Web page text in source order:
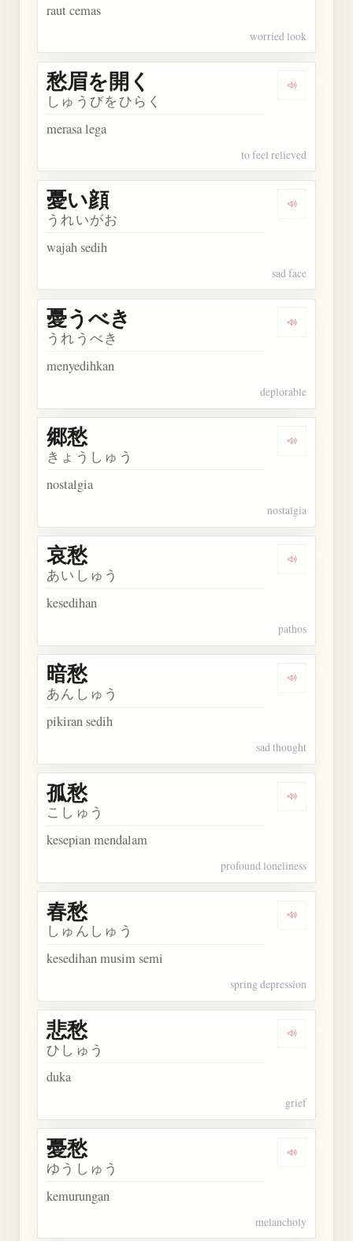
raut cemas
worried look
Dengarkan
愁眉を開く
しゅうびをひらく
merasa lega
to feel relieved
Dengarkan
憂い顔
うれいがお
wajah sedih
sad face
Dengarkan
憂うべき
うれうべき
menyedihkan
deplorable
Dengarkan
郷愁
きょうしゅう
nostalgia
nostalgia
Dengarkan
哀愁
あいしゅう
kesedihan
pathos
Dengarkan
暗愁
あんしゅう
pikiran sedih
sad thought
Dengarkan
孤愁
こしゅう
kesepian mendalam
profound loneliness
Dengarkan
春愁
しゅんしゅう
kesedihan musim semi
spring depression
Dengarkan
悲愁
ひしゅう
duka
grief
Dengarkan
憂愁
ゆうしゅう
kemurungan
melancholy